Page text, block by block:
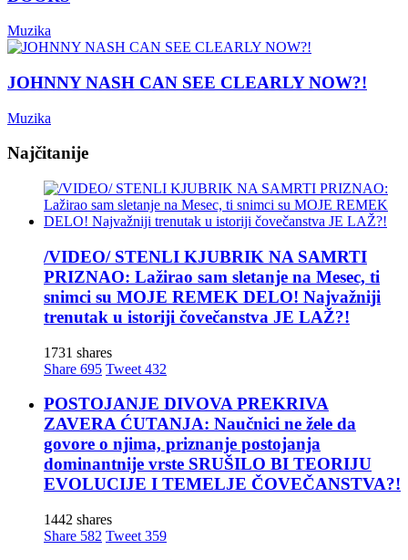
Muzika
JOHNNY NASH CAN SEE CLEARLY NOW?!
Muzika
Najčitanije
/VIDEO/ STENLI KJUBRIK NA SAMRTI
PRIZNAO: Lažirao sam sletanje na Mesec, ti
snimci su MOJE REMEK DELO! Najvažniji
trenutak u istoriji čovečanstva JE LAŽ?!
1731 shares
Share 695 Tweet 432
POSTOJANJE DIVOVA PREKRIVA
ZAVERA ĆUTANJA: Naučnici ne žele da
govore o njima, priznanje postojanja
dominantnije vrste SRUŠILO BI TEORIJU
EVOLUCIJE I TEMELJE ČOVEČANSTVA?!
1442 shares
Share 582 Tweet 359